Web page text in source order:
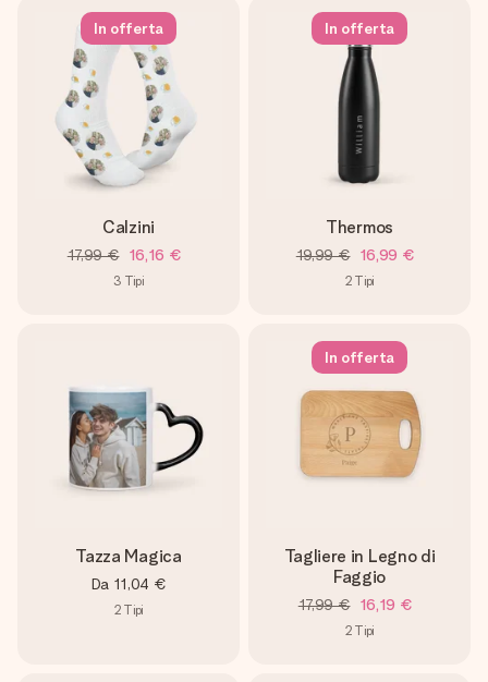
In offerta
Calzini
17,99 € 16,16 €
3 Tipi
In offerta
Thermos
19,99 € 16,99 €
2 Tipi
Tazza Magica
Da 11,04 €
2 Tipi
In offerta
Tagliere in Legno di
Faggio
17,99 € 16,19 €
2 Tipi